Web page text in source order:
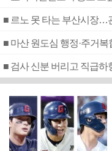
■ 르노 못 타는 부산시장…
■ 마산 원도심 행정·주거